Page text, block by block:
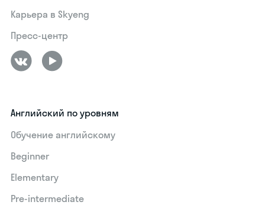
Карьера в Skyeng
Пресс-центр
Английский по уровням
Обучение английскому
Beginner
Elementary
Pre-intermediate